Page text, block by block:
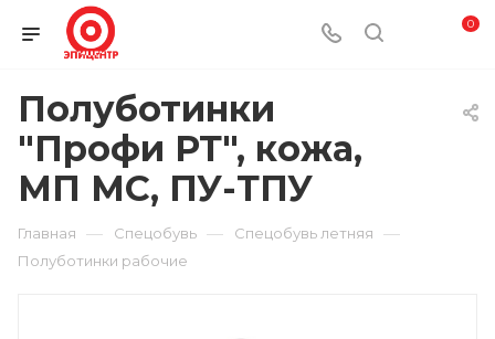
0
Полуботинки
"Профи РТ", кожа,
МП МС, ПУ-ТПУ
Главная — Спецобувь — Спецобувь летняя —
Полуботинки рабочие